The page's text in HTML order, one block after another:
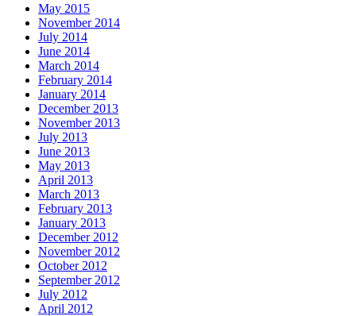
May 2015
November 2014
July 2014
June 2014
March 2014
February 2014
January 2014
December 2013
November 2013
July 2013
June 2013
May 2013
April 2013
March 2013
February 2013
January 2013
December 2012
November 2012
October 2012
September 2012
July 2012
April 2012